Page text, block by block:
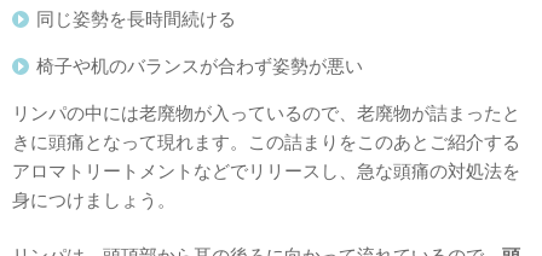
同じ姿勢を長時間続ける
椅子や机のバランスが合わず姿勢が悪い
リンパの中には老廃物が入っているので、老廃物が詰まったと
きに頭痛となって現れます。この詰まりをこのあとご紹介する
アロマトリートメントなどでリリースし、急な頭痛の対処法を
身につけましょう。